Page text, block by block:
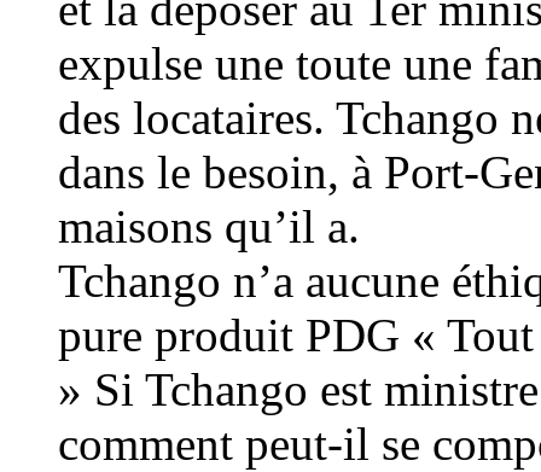
expulse une toute une
des locataires. Tchango
dans le besoin, à Port-
maisons qu’il a.
Tchango n’a aucune
pure produit PDG «
» Si Tchango est
comment peut-il se